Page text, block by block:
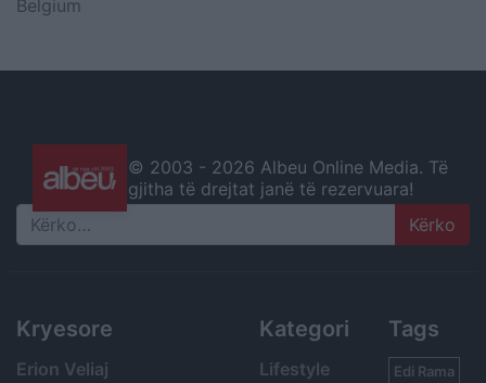
Belgium
© 2003 - 2026 Albeu Online Media. Të
gjitha të drejtat janë të rezervuara!
Search
Kryesore
Erion Veliaj
Kategori
Lifestyle
Tags
Edi Rama